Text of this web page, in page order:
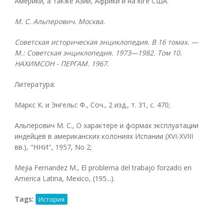
M. С. Альперович. Москва.
Советская историческая энциклопедия. В 16 томах. —
М.: Советская энциклопедия. 1973—1982. Том 10.
НАХИМСОН - ПЕРГАМ. 1967.
Литература:
Маркс К. и Энгельс Ф., Соч., 2 изд., т. 31, с. 470;
Альперович М. С., О характере и формах эксплуатации
индейцев в американских колониях Испании (XVI-XVIII
вв.), "ННИ", 1957, No 2;
Mejia Fernandez M., El problema del trabajo forzado en
America Latina, Mexico, (195...).
Tags: История